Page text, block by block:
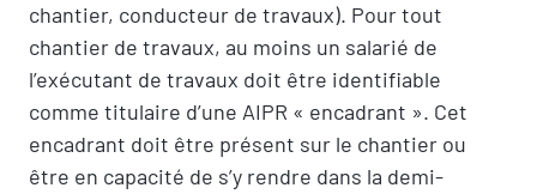
chantier, conducteur de travaux). Pour tout
chantier de travaux, au moins un salarié de
l’exécutant de travaux doit être identifiable
comme titulaire d’une AIPR « encadrant ». Cet
encadrant doit être présent sur le chantier ou
être en capacité de s’y rendre dans la demi-